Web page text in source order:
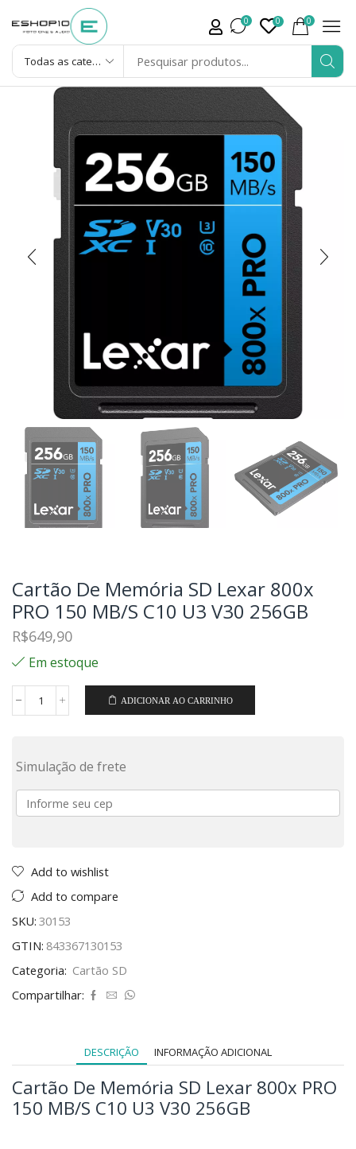
0 0 0
Cartão De Memória SD Lexar 800x
PRO 150 MB/S C10 U3 V30 256GB
R$649,90
Em estoque
ADICIONAR AO CARRINHO
Simulação de frete
Add to wishlist
Add to compare
SKU: 30153
GTIN: 843367130153
Categoria: Cartão SD
Compartilhar:
DESCRIÇÃO INFORMAÇÃO ADICIONAL
Cartão De Memória SD Lexar 800x PRO
150 MB/S C10 U3 V30 256GB